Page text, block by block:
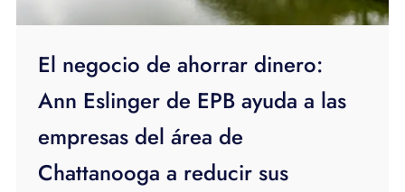
El negocio de ahorrar dinero:
Ann Eslinger de EPB ayuda a las
empresas del área de
Chattanooga a reducir sus